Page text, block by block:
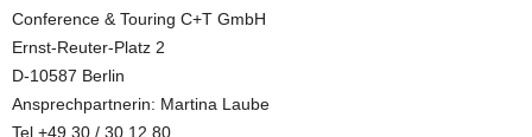
Conference & Touring C+T GmbH
Ernst-Reuter-Platz 2
D-10587 Berlin
Ansprechpartnerin: Martina Laube
Tel +49 30 / 30 12 80